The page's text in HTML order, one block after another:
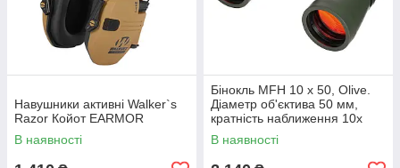
Навушники активні Walker`s
Razor Койот EARMOR
В наявності
Бінокль MFH 10 x 50, Olive.
Діаметр об'єктива 50 мм,
кратність наближення 10x
В наявності